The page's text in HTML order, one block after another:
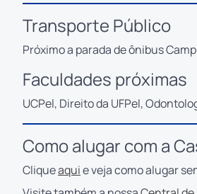
Transporte Público
Próximo a parada de ônibus
Faculdades próximas
UCPel, Direito da UFPel,
Como alugar com a
Cliqueaquie veja como alugar